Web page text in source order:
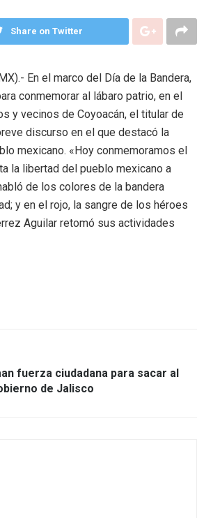
Share on Twitter
En el marco del Día de la Bandera,
conmemorar al lábaro patrio, en el
y vecinos de Coyoacán, el titular de
discurso en el que destacó la
mexicano. «Hoy conmemoramos el
la libertad del pueblo mexicano a
de los colores de la bandera
y en el rojo, la sangre de los héroes
Aguilar retomó sus actividades
fuerza ciudadana para sacar al
de Jalisco